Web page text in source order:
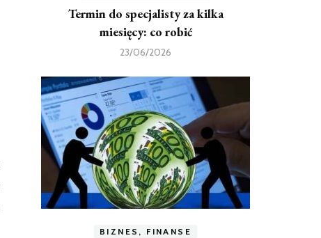
Termin do specjalisty za kilka
miesięcy: co robić
23/06/2026
BIZNES, FINANSE